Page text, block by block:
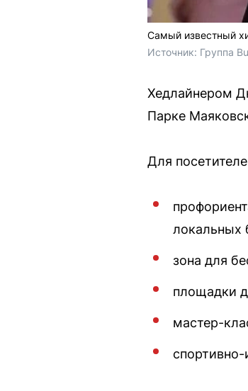
Самый известный
Источник: Группа
Хедлайнером
Парке
Для
локальных
зона для
площадки
мастер-